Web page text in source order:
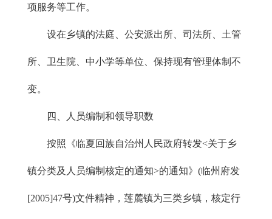
项服务等工作。
设在乡镇的法庭、公安派出所、司法所、土管
所、卫生院、中小学等单位、保持现有管理体制不
变。
四、人员编制和领导职数
按照《临夏回族自治州人民政府转发<关于乡
镇分类及人员编制核定的通知>的通知》(临州府发
[2005]47号)文件精神，莲麓镇为三类乡镇，核定行